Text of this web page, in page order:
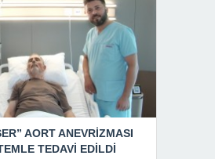
AORT ANEVRİZMASI
TEDAVİ EDİLDİ